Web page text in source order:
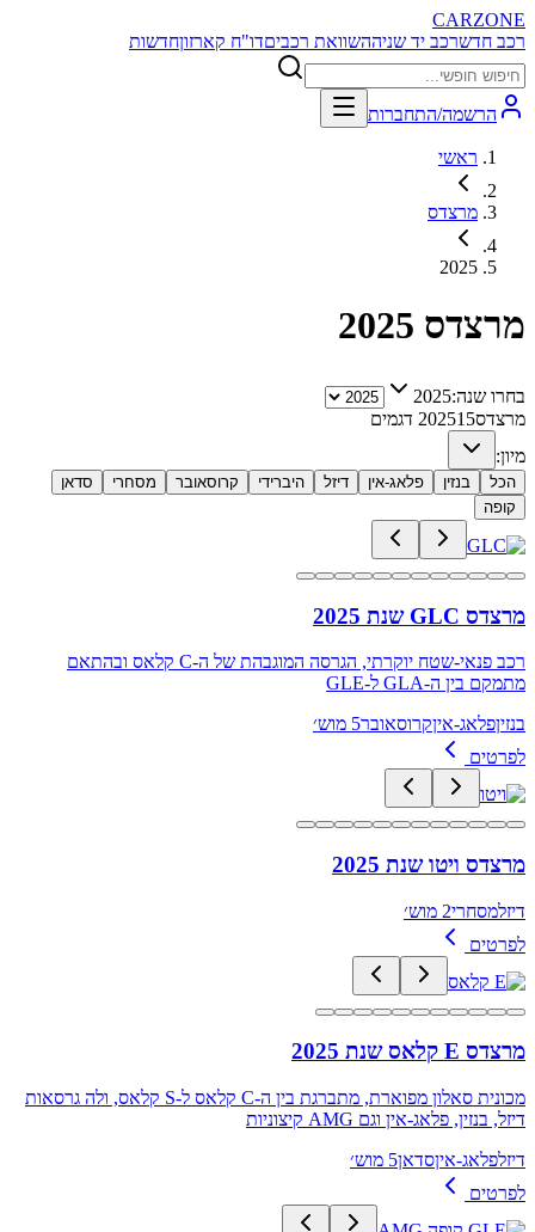
CARZONE
רכב חדשרכב יד שניההשוואת רכביםדו"ח קארזוןחדשות
הרשמה/התחברות
ראשי
מרצדס
2025
מרצדס 2025
בחרו שנה:2025
מרצדס
202515
דגמים
מיון:
הכל בנזין פלאג-אין דיזל היברידי קרוסאובר מסחרי
סדאן
קופה
מרצדס GLC שנת 2025
רכב פנאי-שטח יוקרתי, הגרסה המוגבהת של ה-C קלאס ובהתאם
מתמקם בין ה-GLA ל-GLE
בנזיןפלאג-איןקרוסאובר5 מוש׳
לפרטים
מרצדס ויטו שנת 2025
דיזלמסחרי2 מוש׳
לפרטים
מרצדס E קלאס שנת 2025
מכונית סאלון מפוארת, מתברגת בין ה-C קלאס ל-S קלאס, ולה גרסאות
דיזל, בנזין, פלאג-אין וגם AMG קיצוניות
דיזלפלאג-איןסדאן5 מוש׳
לפרטים